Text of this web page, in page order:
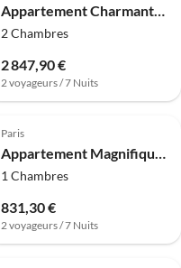
Appartement Charmant appartement - 2BR/6P - Grands Boulevards
2 Chambres
2 847,90 €
2 voyageurs / 7 Nuits
4.0 (62)
Paris
Appartement Magnifique studio - 2P - Levallois-Perret
1 Chambres
831,30 €
2 voyageurs / 7 Nuits
4.0 (34)